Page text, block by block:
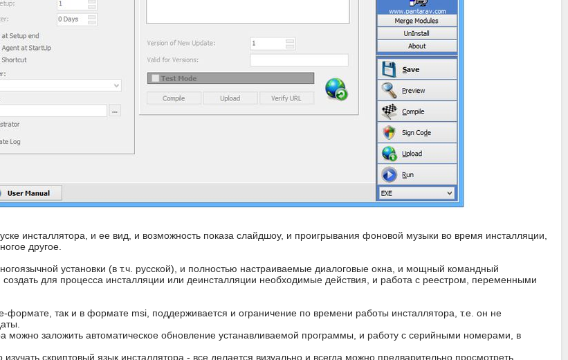
инсталлятора, и ее вид, и возможность показа слайдшоу, и проигрывания фоновой музыки во время инсталляции,
другое.
установки (в т.ч. русской), и полностью настраиваемые диалоговые окна, и мощный командный
для процесса инсталляции или деинсталляции необходимые действия, и работа с реестром, переменными
формате, так и в формате msi, поддерживается и ограничение по времени работы инсталлятора, т.е. он не
можно заложить автоматическое обновление устанавливаемой программы, и работу с серийными номерами, в
скриптовый язык инсталлятора,- все делается визуально и всегда можно предварительно просмотреть